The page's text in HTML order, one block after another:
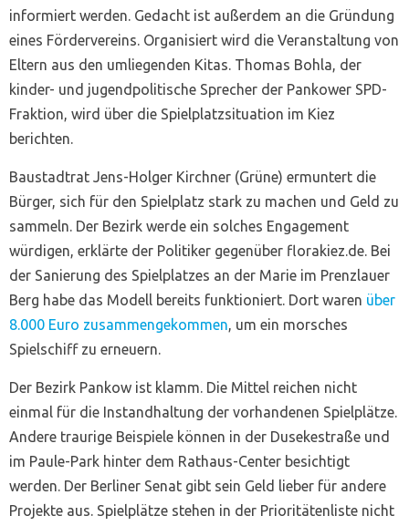
informiert werden. Gedacht ist außerdem an die Gründung
eines Fördervereins. Organisiert wird die Veranstaltung von
Eltern aus den umliegenden Kitas. Thomas Bohla, der
kinder- und jugendpolitische Sprecher der Pankower SPD-
Fraktion, wird über die Spielplatzsituation im Kiez
berichten.
Baustadtrat Jens-Holger Kirchner (Grüne) ermuntert die
Bürger, sich für den Spielplatz stark zu machen und Geld zu
sammeln. Der Bezirk werde ein solches Engagement
würdigen, erklärte der Politiker gegenüber florakiez.de. Bei
der Sanierung des Spielplatzes an der Marie im Prenzlauer
Berg habe das Modell bereits funktioniert. Dort waren über
8.000 Euro zusammengekommen, um ein morsches
Spielschiff zu erneuern.
Der Bezirk Pankow ist klamm. Die Mittel reichen nicht
einmal für die Instandhaltung der vorhandenen Spielplätze.
Andere traurige Beispiele können in der Dusekestraße und
im Paule-Park hinter dem Rathaus-Center besichtigt
werden. Der Berliner Senat gibt sein Geld lieber für andere
Projekte aus. Spielplätze stehen in der Prioritätenliste nicht